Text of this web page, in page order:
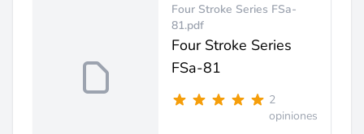
Four Stroke Series FSa-
81.pdf
Four Stroke Series
FSa-81
2
opiniones